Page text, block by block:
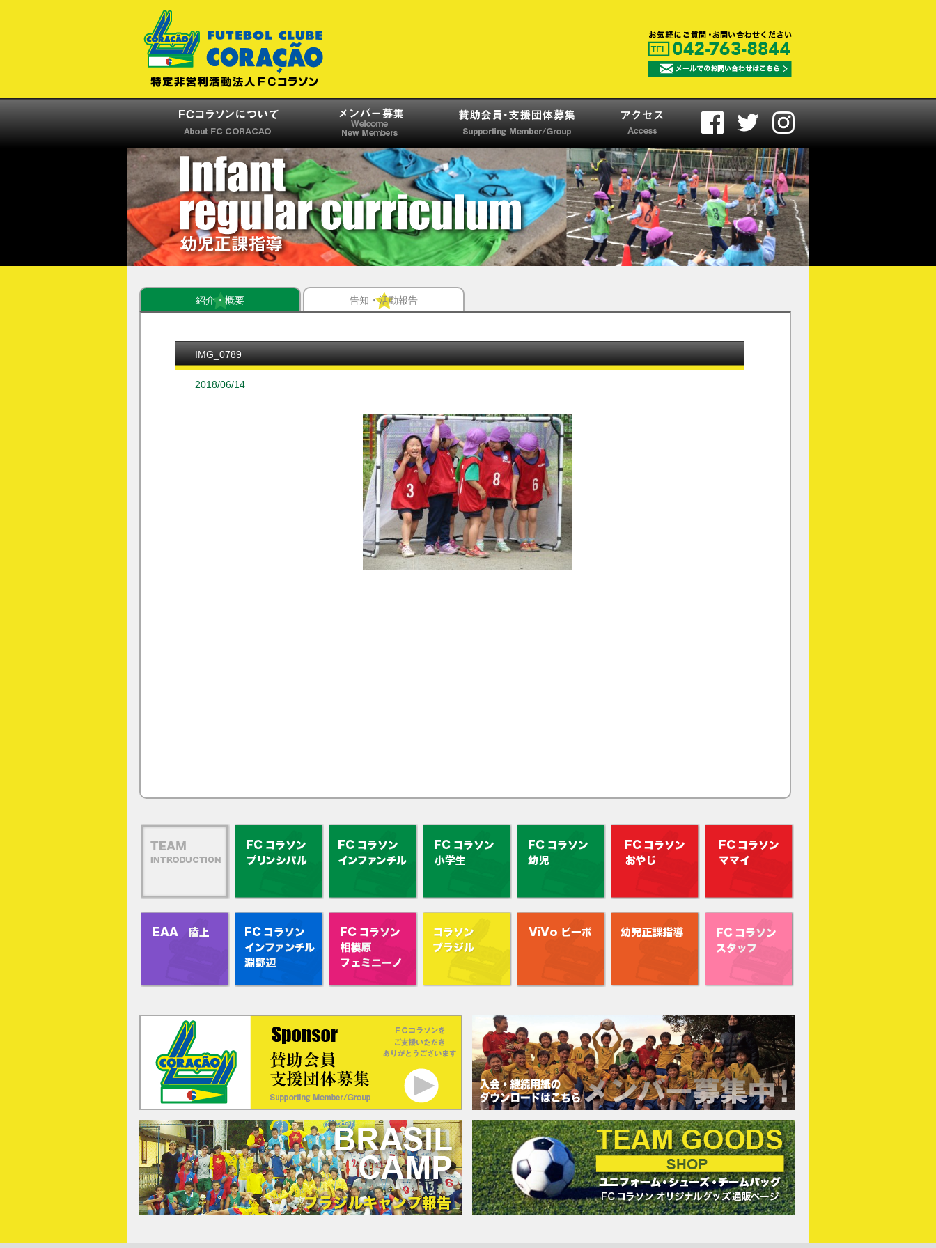
紹介・概要 告知・活動報告
IMG_0789
2018/06/14